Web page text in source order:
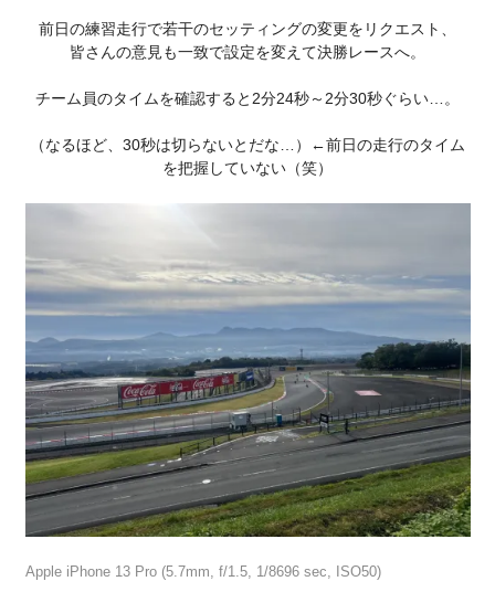
前日の練習走行で若干のセッティングの変更をリクエスト、
皆さんの意見も一致で設定を変えて決勝レースへ。
チーム員のタイムを確認すると2分24秒～2分30秒ぐらい…。
（なるほど、30秒は切らないとだな…）←前日の走行のタイム
を把握していない（笑）
Apple iPhone 13 Pro (5.7mm, f/1.5, 1/8696 sec, ISO50)